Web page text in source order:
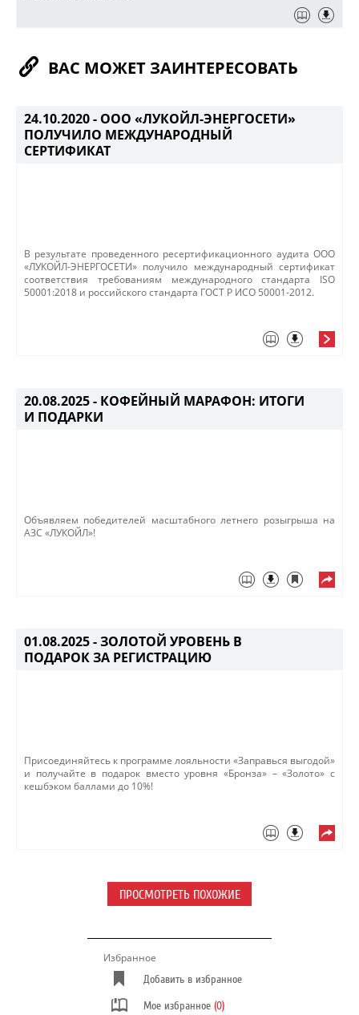
ВАС МОЖЕТ ЗАИНТЕРЕСОВАТЬ
24.10.2020 - ООО «ЛУКОЙЛ-ЭНЕРГОСЕТИ»
ПОЛУЧИЛО МЕЖДУНАРОДНЫЙ
СЕРТИФИКАТ
В результате проведенного ресертификационного аудита ООО
«ЛУКОЙЛ-ЭНЕРГОСЕТИ» получило международный сертификат
соответствия требованиям международного стандарта ISO
50001:2018 и российского стандарта ГОСТ Р ИСО 50001-2012.
20.08.2025 - КОФЕЙНЫЙ МАРАФОН: ИТОГИ
И ПОДАРКИ
Объявляем победителей масштабного летнего розыгрыша на
АЗС «ЛУКОЙЛ»!​
01.08.2025 -ЗОЛОТОЙ УРОВЕНЬ В
ПОДАРОК ЗА РЕГИСТРАЦИЮ
Присоединяйтесь к программе лояльности «Заправься выгодой»
и получайте в подарок вместо уровня «Бронза» – «Золото» с
кешбэком баллами до 10%!​​
ПРОСМОТРЕТЬ ПОХОЖИЕ
Избранное
Добавить в избранное
Мое избранное (0)